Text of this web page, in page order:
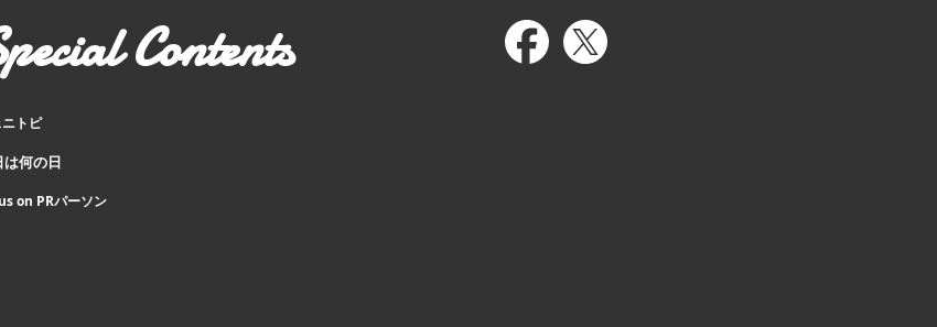
Contents
トピ
は何の日
on PRパーソン